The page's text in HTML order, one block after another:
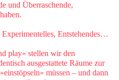
und Überraschende,
Entstehendes…
play« stellen wir den
ausgestattete Räume zur
müssen – und dann